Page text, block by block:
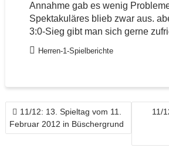
Annahme gab es wenig
Spektakuläres blieb zwar aus.
3:0-Sieg gibt man sich gerne
Herren-1-Spielberichte
BEITRAGSNAVIGATION
11/12: 13. Spieltag vom 11.
Februar 2012 in Büschergrund
11/